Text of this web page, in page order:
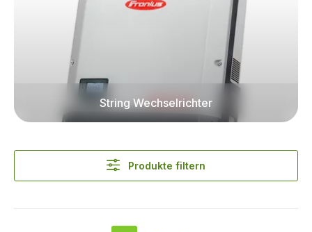
String Wechselrichter
Produkte filtern